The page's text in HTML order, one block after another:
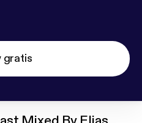
gratis